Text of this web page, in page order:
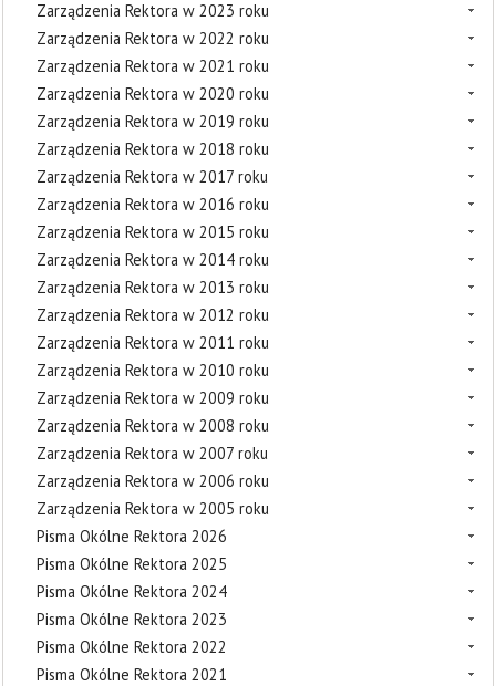
Zarządzenia Rektora w 2023 roku
Zarządzenia Rektora w 2022 roku
Zarządzenia Rektora w 2021 roku
Zarządzenia Rektora w 2020 roku
Zarządzenia Rektora w 2019 roku
Zarządzenia Rektora w 2018 roku
Zarządzenia Rektora w 2017 roku
Zarządzenia Rektora w 2016 roku
Zarządzenia Rektora w 2015 roku
Zarządzenia Rektora w 2014 roku
Zarządzenia Rektora w 2013 roku
Zarządzenia Rektora w 2012 roku
Zarządzenia Rektora w 2011 roku
Zarządzenia Rektora w 2010 roku
Zarządzenia Rektora w 2009 roku
Zarządzenia Rektora w 2008 roku
Zarządzenia Rektora w 2007 roku
Zarządzenia Rektora w 2006 roku
Zarządzenia Rektora w 2005 roku
Pisma Okólne Rektora 2026
Pisma Okólne Rektora 2025
Pisma Okólne Rektora 2024
Pisma Okólne Rektora 2023
Pisma Okólne Rektora 2022
Pisma Okólne Rektora 2021